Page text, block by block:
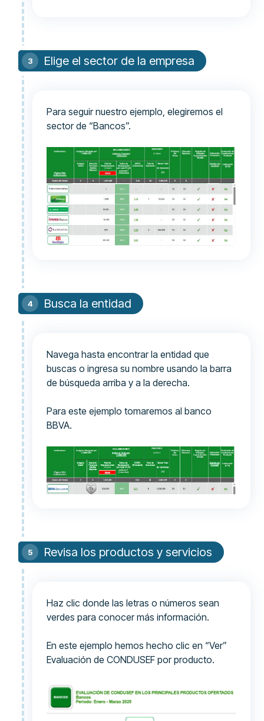
Elige el sector de la empresa
Para seguir nuestro ejemplo, elegiremos el
sector de “Bancos”.
Busca la entidad
Navega hasta encontrar la entidad que
buscas o ingresa su nombre usando la barra
de búsqueda arriba y a la derecha.
Para este ejemplo tomaremos al banco
BBVA.
Revisa los productos y servicios
Haz clic donde las letras o números sean
verdes para conocer más información.
En este ejemplo hemos hecho clic en “Ver”
Evaluación de CONDUSEF por producto.